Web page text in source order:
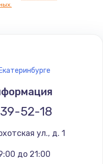
52-18
ул., д. 1
до 21:00